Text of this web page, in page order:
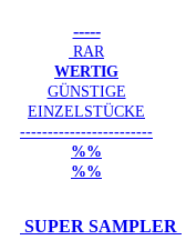
-----
RAR
WERTIG
GÜNSTIGE
EINZELSTÜCKE
------------------------
%%
%%
SUPER SAMPLER